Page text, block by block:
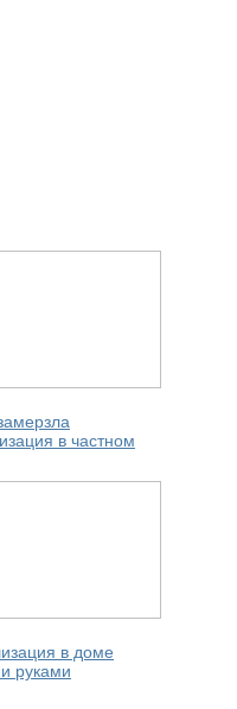
в частном
в доме
руками